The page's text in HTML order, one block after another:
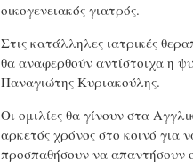
οικογενειακός γιατρός.
Στις κατάλληλες ιατρικές
θα αναφερθούν αντίστοιχα η
Παναγιώτης Κυριακούλης.
Οι ομιλίες θα γίνουν στα
αρκετός χρόνος στο κοινό για
προσπαθήσουν να απαντήσουν